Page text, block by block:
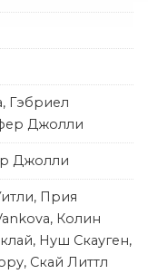
Гэбриел
Джолли
Джолли
Прия
Колин
Нуш Скауген,
Скай Литтл